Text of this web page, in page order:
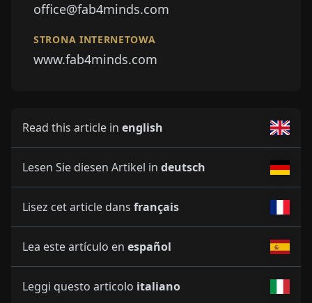
office@fab4minds.com
STRONA INTERNETOWA
www.fab4minds.com
Read this article in english
Lesen Sie diesen Artikel in deutsch
Lisez cet article dans français
Lea este artículo en español
Leggi questo articolo italiano